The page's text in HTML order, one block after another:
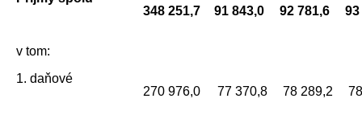
348 251,7
91 843,0 92 781,6 93
v tom:
1. daňové
270 976,0
77 370,8 78 289,2